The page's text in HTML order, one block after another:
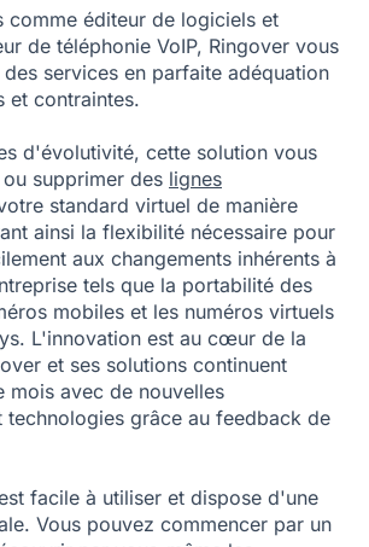
comme éditeur de logiciels et
de téléphonie VoIP, Ringover vous
services en parfaite adéquation
et contraintes.
d'évolutivité, cette solution vous
supprimer des lignes
standard virtuel de manière
ainsi la flexibilité nécessaire pour
aux changements inhérents à
tels que la portabilité des
mobiles et les numéros virtuels
L'innovation est au cœur de la
et ses solutions continuent
mois avec de nouvelles
technologies grâce au feedback de
facile à utiliser et dispose d'une
Vous pouvez commencer par un